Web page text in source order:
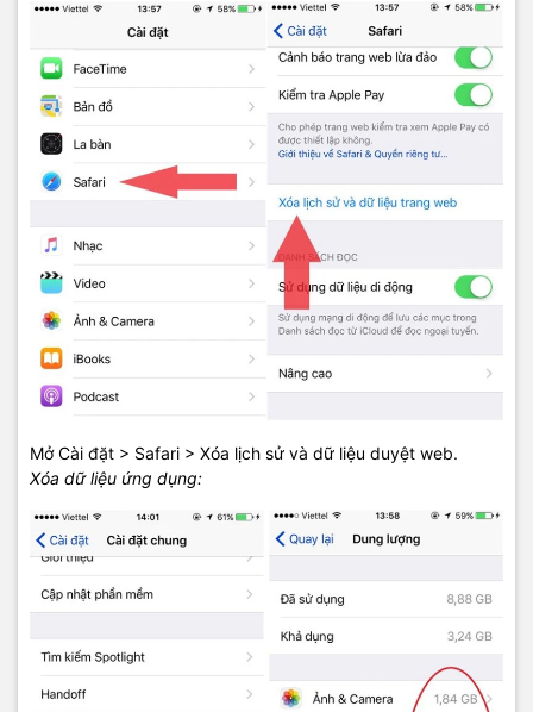
Mở Cài đặt > Safari > Xóa lịch sử và dữ liệu duyệt web.
Xóa dữ liệu ứng dụng: